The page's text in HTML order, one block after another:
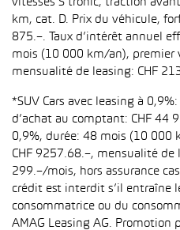
vitesses S tronic, traction
km, cat. D. Prix du véhicule,
875.–. Taux d’intérêt annuel
mois (10 000 km/an), premier
mensualité de leasing: CHF
*SUV Cars avec leasing à
d’achat au comptant: CHF 44
0,9%, durée: 48 mois (10 000
CHF 9257.68.–, mensualité de
299.–/mois, hors assurance
crédit est interdit s’il entraîne
consommatrice ou du
AMAG Leasing AG. Promotion